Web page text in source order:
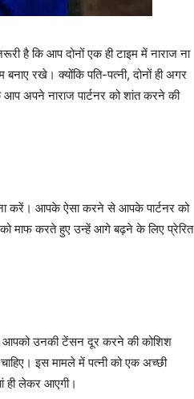
है कि आप दोनों एक ही टाइम में नाराज ना
रखे। क्योंकि पति-पत्नी, दोनों ही अगर
अपने नाराज पार्टनर को शांत करने की
करें। आपके ऐसा करने से आपके पार्टनर को
माफ करते हुए उन्हें आगे बढ़ने के लिए प्रेरित
आपको उनकी टेंसन दूर करने की कोशिश
इस मामले में पत्नी को एक अच्छी
ही लेकर आएगी।